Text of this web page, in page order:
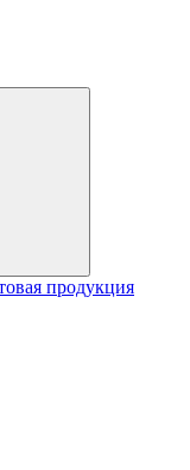
продукция